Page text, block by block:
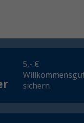
5,- €
sichern